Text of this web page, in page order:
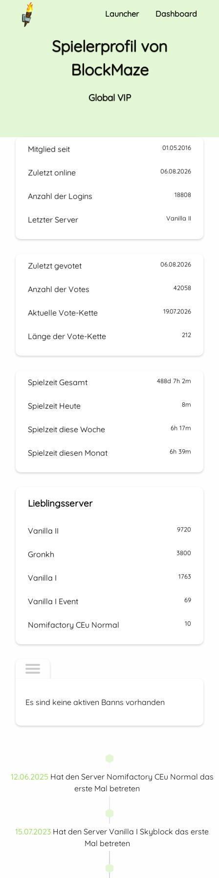
Launcher Dashboard
Spielerprofil von
BlockMaze
Global VIP
Mitglied seit 01.05.2016
Zuletzt online 06.08.2026
Anzahl der Logins 18808
Letzter Server Vanilla II
Zuletzt gevotet 06.08.2026
Anzahl der Votes 42058
Aktuelle Vote-Kette 19.07.2026
Länge der Vote-Kette 212
Spielzeit Gesamt 488d 7h 2m
Spielzeit Heute 8m
Spielzeit diese Woche 6h 17m
Spielzeit diesen Monat 6h 39m
Lieblingsserver
Vanilla II 9720
Gronkh 3800
Vanilla I 1763
Vanilla I Event 69
Nomifactory CEu Normal 10
Es sind keine aktiven Banns vorhanden
12.06.2025 Hat den Server Nomifactory CEu Normal das
erste Mal betreten
15.07.2023 Hat den Server Vanilla I Skyblock das erste
Mal betreten